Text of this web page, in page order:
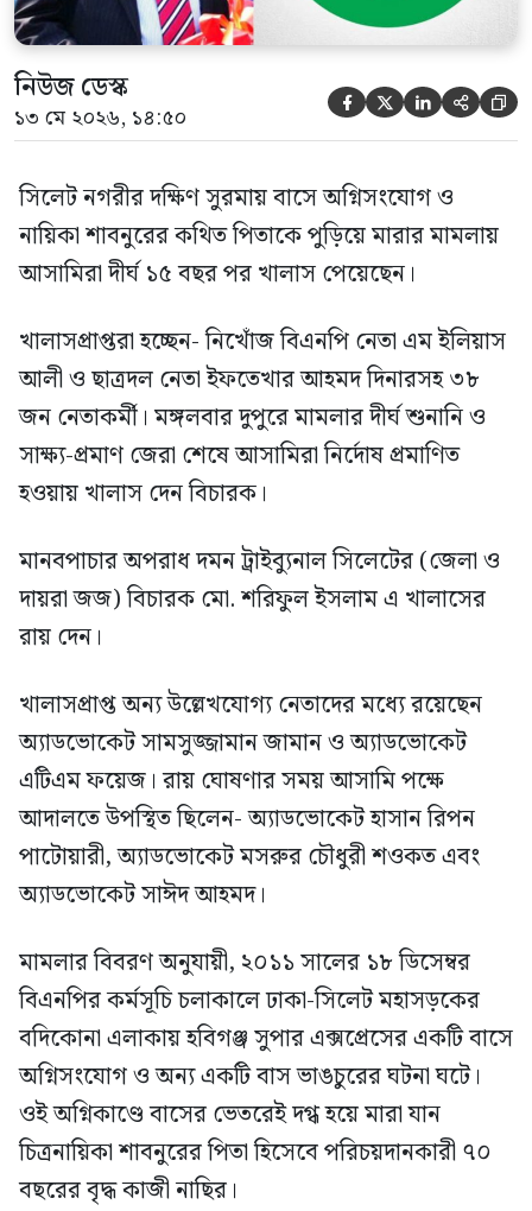
নিউজ ডেস্ক
১৩ মে ২০২৬, ১৪:৫০     
সিলেট নগরীর দক্ষিণ সুরমায় বাসে অগ্নিসংযোগ ও
নায়িকা শাবনুরের কথিত পিতাকে পুড়িয়ে মারার মামলায়
আসামিরা দীর্ঘ ১৫ বছর পর খালাস পেয়েছেন।
খালাসপ্রাপ্তরা হচ্ছেন- নিখোঁজ বিএনপি নেতা এম ইলিয়াস
আলী ও ছাত্রদল নেতা ইফতেখার আহমদ দিনারসহ ৩৮
জন নেতাকর্মী। মঙ্গলবার দুপুরে মামলার দীর্ঘ শুনানি ও
সাক্ষ্য-প্রমাণ জেরা শেষে আসামিরা নির্দোষ প্রমাণিত
হওয়ায় খালাস দেন বিচারক।
মানবপাচার অপরাধ দমন ট্রাইব্যুনাল সিলেটের (জেলা ও
দায়রা জজ) বিচারক মো. শরিফুল ইসলাম এ খালাসের
রায় দেন।
খালাসপ্রাপ্ত অন্য উল্লেখযোগ্য নেতাদের মধ্যে রয়েছেন
অ্যাডভোকেট সামসুজ্জামান জামান ও অ্যাডভোকেট
এটিএম ফয়েজ। রায় ঘোষণার সময় আসামি পক্ষে
আদালতে উপস্থিত ছিলেন- অ্যাডভোকেট হাসান রিপন
পাটোয়ারী, অ্যাডভোকেট মসরুর চৌধুরী শওকত এবং
অ্যাডভোকেট সাঈদ আহমদ।
মামলার বিবরণ অনুযায়ী, ২০১১ সালের ১৮ ডিসেম্বর
বিএনপির কর্মসূচি চলাকালে ঢাকা-সিলেট মহাসড়কের
বদিকোনা এলাকায় হবিগঞ্জ সুপার এক্সপ্রেসের একটি বাসে
অগ্নিসংযোগ ও অন্য একটি বাস ভাঙচুরের ঘটনা ঘটে।
ওই অগ্নিকাণ্ডে বাসের ভেতরেই দগ্ধ হয়ে মারা যান
চিত্রনায়িকা শাবনুরের পিতা হিসেবে পরিচয়দানকারী ৭০
বছরের বৃদ্ধ কাজী নাছির।